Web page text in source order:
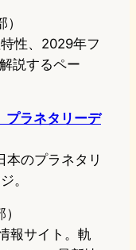
）
性、2029年フ
説するペー
ラネタリーデ
本のプラネタリ
。
報サイト。軌